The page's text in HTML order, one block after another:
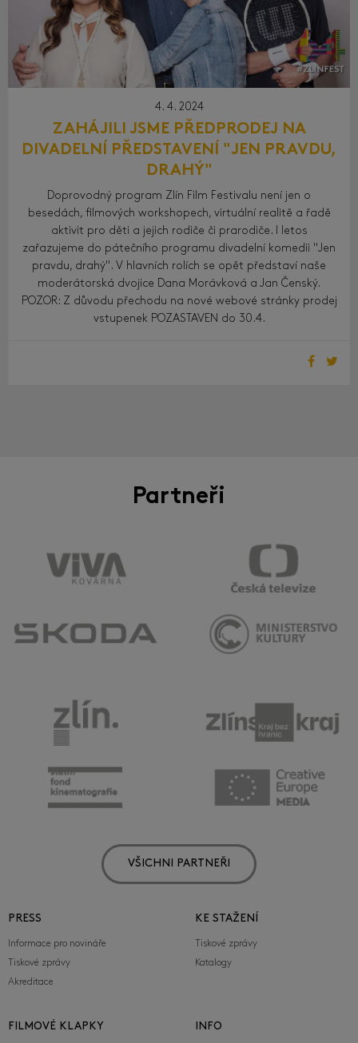
4. 4. 2024
ZAHÁJILI JSME PŘEDPRODEJ NA
DIVADELNÍ PŘEDSTAVENÍ "JEN PRAVDU,
DRAHÝ"
Doprovodný program Zlín Film Festivalu není jen o
besedách, filmových workshopech, virtuální realitě a řadě
aktivit pro děti a jejich rodiče či prarodiče. I letos
zařazujeme do pátečního programu divadelní komedii "Jen
pravdu, drahý". V hlavních rolích se opět představí naše
moderátorská dvojice Dana Morávková a Jan Čenský.
POZOR: Z důvodu přechodu na nové webové stránky prodej
vstupenek POZASTAVEN do 30.4.
Partneři
VŠICHNI PARTNEŘI
PRESS
Informace pro novináře
Tiskové zprávy
Akreditace
KE STAŽENÍ
Tiskové zprávy
Katalogy
FILMOVÉ KLAPKY INFO